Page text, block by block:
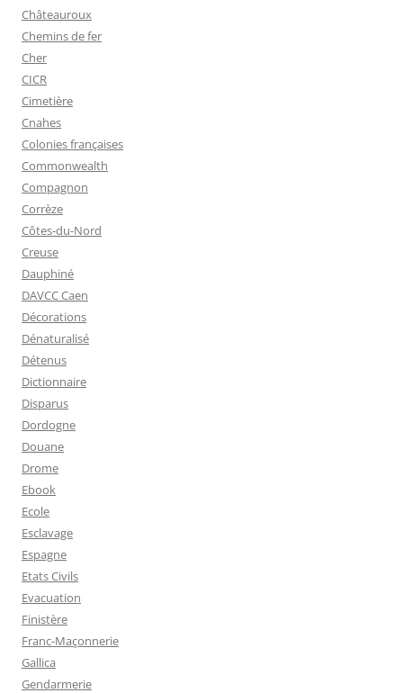
Châteauroux
Chemins de fer
Cher
CICR
Cimetière
Cnahes
Colonies françaises
Commonwealth
Compagnon
Corrèze
Côtes-du-Nord
Creuse
Dauphiné
DAVCC Caen
Décorations
Dénaturalisé
Détenus
Dictionnaire
Disparus
Dordogne
Douane
Drome
Ebook
Ecole
Esclavage
Espagne
Etats Civils
Evacuation
Finistère
Franc-Maçonnerie
Gallica
Gendarmerie